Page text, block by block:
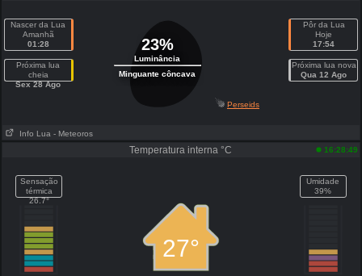
Nascer da Lua
Amanhã
01:28
Próxima lua
cheia
Sex 28 Ago
23%
Luminância
Minguante côncava
Pôr da Lua
Hoje
17:54
Próxima lua nova
Qua 12 Ago
Perseids
Info Lua - Meteoros
Temperatura interna °C 16:28:49
Sensação
térmica
26.7°
27°
Umidade
39%